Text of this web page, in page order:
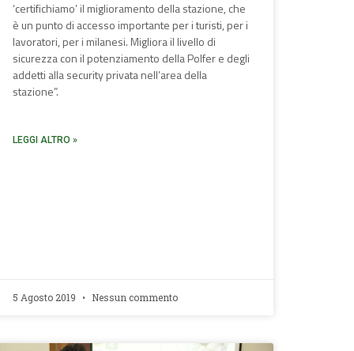
‘certifichiamo’ il miglioramento della stazione, che
è un punto di accesso importante per i turisti, per i
lavoratori, per i milanesi. Migliora il livello di
sicurezza con il potenziamento della Polfer e degli
addetti alla security privata nell’area della
stazione”.
LEGGI ALTRO »
5 Agosto 2019 Nessun commento